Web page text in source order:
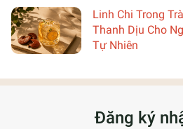
Linh Chi Trong
Thanh Dịu Cho
Tự Nhiên
Đăng ký